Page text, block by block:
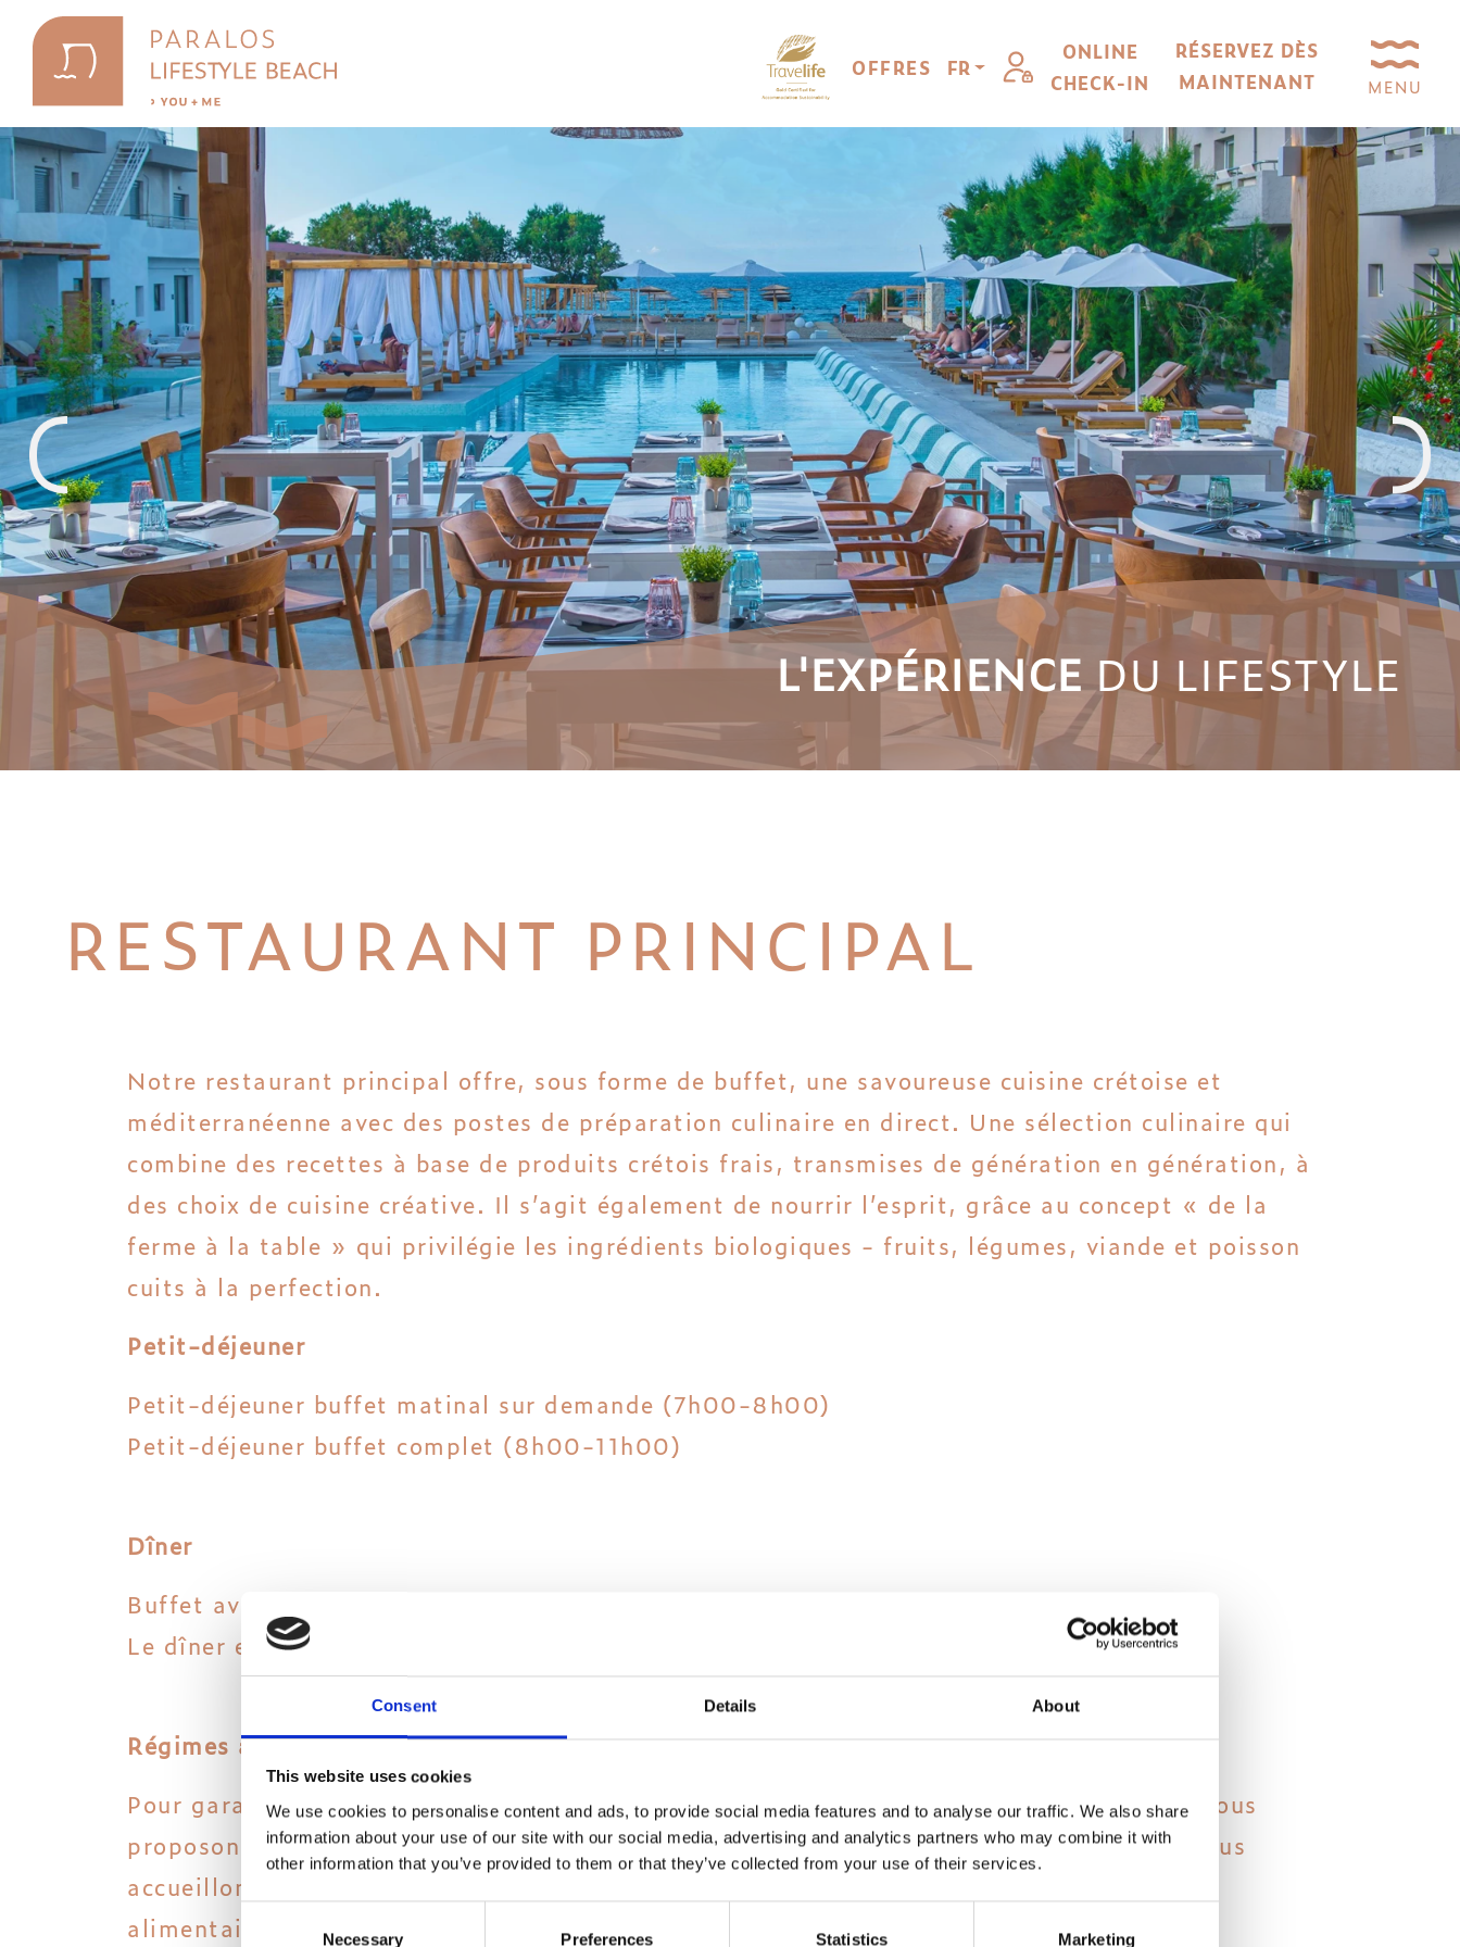
Consent Details About
This website uses cookies
We use cookies to personalise content and ads, to provide social media features and to analyse our traffic. We also share
information about your use of our site with our social media, advertising and analytics partners who may combine it with
other information that you’ve provided to them or that they’ve collected from your use of their services.
Necessary Preferences Statistics Marketing
OFFRES FR
ONLINE
CHECK-IN
RÉSERVEZ DÈS
MAINTENANT
MENU
L'EXPÉRIENCEDU LIFESTYLE
RESTAURANT PRINCIPAL
Notre restaurant principal offre, sous forme de buffet, une savoureuse cuisine crétoise et
méditerranéenne avec des postes de préparation culinaire en direct. Une sélection culinaire qui
combine des recettes à base de produits crétois frais, transmises de génération en génération, à
des choix de cuisine créative. Il s’agit également de nourrir l’esprit, grâce au concept « de la
ferme à la table » qui privilégie les ingrédients biologiques - fruits, légumes, viande et poisson
cuits à la perfection.
Petit-déjeuner
Petit-déjeuner buffet matinal sur demande (7h00-8h00)
Petit-déjeuner buffet complet (8h00-11h00)
Dîner
Buffet avec des postes de préparation culinaire en direct
Le dîner est un buffet avec show cooking (18h30-21h30)
Régimes alimentaires spécifiques
Pour garantir une expérience unique, tous nos plats sont cuisinés le jour-même et nous vous
proposons de nombreux choix pour végétariens, pescétariens et végétaliens (végans). Nous
accueillons aussi toute demande spécifique concernant des intolérances ou des allergies
alimentaires. Veuillez informer notre équipe de vos besoins particuliers.